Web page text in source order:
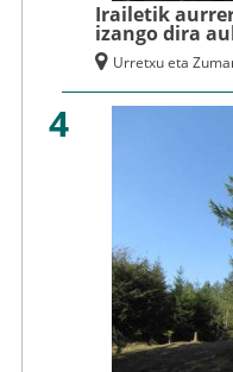
Irailetik
izango dira
Urretxu eta
4